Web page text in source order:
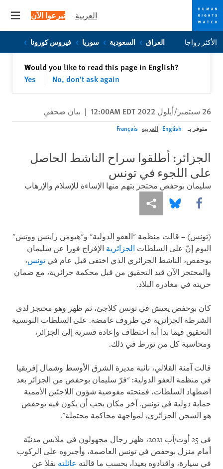
Skip
to
Skip
to
العربية تبرعوا الآن
الأكثر رواجا العراق السعودية سوريا فيروس كورونا
Would you like to read this page in English?
Yes
No, don't ask again
✕إغلاق
26 سبتمبر/أيلول 2022 12:00AM EDT | بيان صحفي
متوفر بـ English العربية Français
الجزائر: أطلقوا سراح الناشط الحاصل
على اللجوء في تونس
سليمان بوحفص محتجز بتهم منها الإساءة للإسلام والإرهاب
Share this via Facebook
Share this via Bluesky
Share this via مشاركة
(تونس) – قالت منظمة "العفو الدولية" و"هيومن رايتس ووتش"
اليوم إنّ على السلطات الجزائرية الإفراج فورا عن سليمان
بوحفص، الناشط الجزائري الذي اختفى قبل عام في تونس،
والمحتجز الآن قيد التحقيق من قبل محكمة جزائرية، مع ضمان
حريته في مغادرة البلاد.
كان بوحفص يعيش في تونس كلاجئ، ثم ظهر وهو محتجز لدى
الشرطة الجزائرية في ظروف غامضة. على السلطات التونسية
التحقيق فيما بدا أنه اختطاف وإعادة قسرية إلى الجزائر،
ومحاسبة كل من تورط في ذلك.
قالت آمنة القلالي، نائبة مديرة الشرق الأوسط وشمال إفريقيا
في منظمة العفو الدولية: "فرّ سليمان بوحفص من الجزائر بعد
اضطهاد السلطات، فمنحته مفوضية شؤون اللاجئين الأممية
حماية دولية في تونس. آخر مكان يجب أن يكون فيه بوحفص
هو السجن الجزائري، لمواجهة محاكمة محتملة".
في 25 أوت/آب 2021، ظهر رجال مجهولون في ملابس مدنيّة
أمام منزل بوحفص في تونس العاصمة، وأجبروه على الركوب
في سيارة، واقتادوه بعيدا، بحسب ما قالته عائلته نقلا عن